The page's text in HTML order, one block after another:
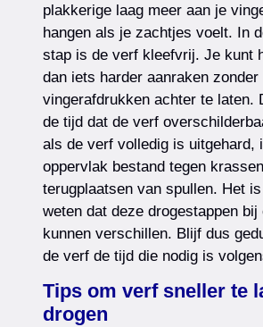
plakkerige laag meer aan je
hangen als je zachtjes voelt. In
stap is de verf kleefvrij. Je kunt
dan iets harder aanraken zonder
vingerafdrukken achter te laten.
de tijd dat de verf
als de verf volledig is uitgehard,
oppervlak bestand tegen
terugplaatsen van spullen. Het
weten dat deze drogestappen
kunnen verschillen. Blijf dus
de verf de tijd die nodig is
Tips om verf sneller te
drogen